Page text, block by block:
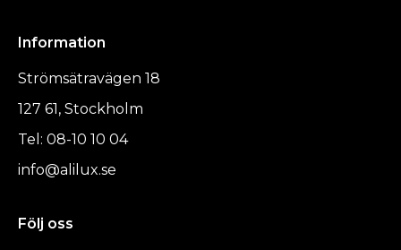
Information
Strömsätravägen 18
127 61, Stockholm
Tel: 08-10 10 04
info@alilux.se
Följ oss